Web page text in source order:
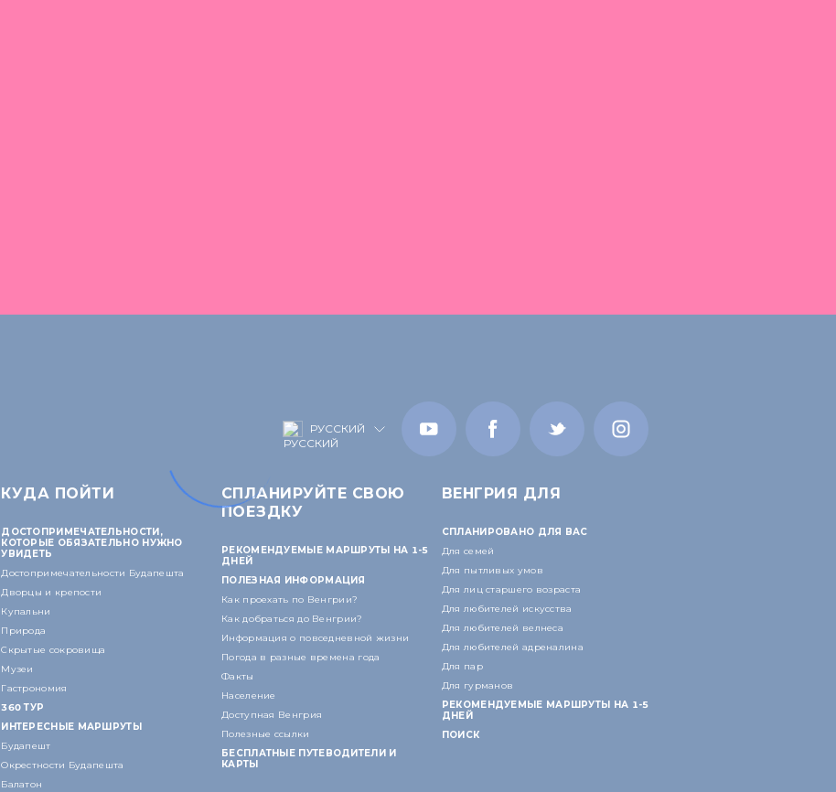
РУССКИЙ
КУДА ПОЙТИ
ДОСТОПРИМЕЧАТЕЛЬНОСТИ,
КОТОРЫЕ ОБЯЗАТЕЛЬНО НУЖНО
УВИДЕТЬ
Достопримечательности Будапешта
Дворцы и крепости
Купальни
Природа
Скрытые сокровища
Музеи
Гастрономия
360 ТУР
ИНТЕРЕСНЫЕ МАРШРУТЫ
Будапешт
Окрестности Будапешта
Балатон
СПЛАНИРУЙТЕ СВОЮ
ПОЕЗДКУ
РЕКОМЕНДУЕМЫЕ МАРШРУТЫ НА 1-5
ДНЕЙ
ПОЛЕЗНАЯ ИНФОРМАЦИЯ
Как проехать по Венгрии?
Как добраться до Венгрии?
Информация о повседневной жизни
Погода в разные времена года
Факты
Население
Доступная Венгрия
Полезные ссылки
БЕСПЛАТНЫЕ ПУТЕВОДИТЕЛИ И
КАРТЫ
ВЕНГРИЯ ДЛЯ
СПЛАНИРОВАНО ДЛЯ ВАС
Для семей
Для пытливых умов
Для лиц старшего возраста
Для любителей искусства
Для любителей велнеса
Для любителей адреналина
Для пар
Для гурманов
РЕКОМЕНДУЕМЫЕ МАРШРУТЫ НА 1-5
ДНЕЙ
ПОИСК